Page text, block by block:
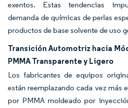
exentos. Estas tendencias
demanda de químicas de perlas
productos de base solvente de uso
Transición Automotriz hacia
PMMA Transparente y Ligero
Los fabricantes de equipos
están reemplazando cada vez más
por PMMA moldeado por